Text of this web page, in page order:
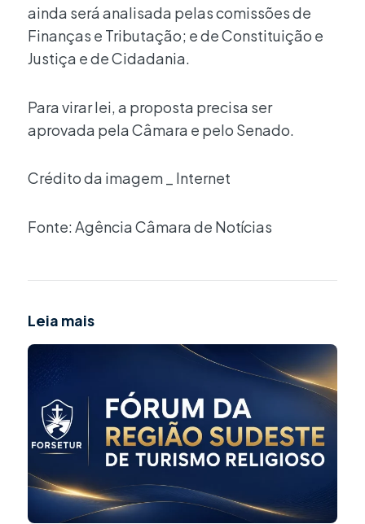
ainda será analisada pelas comissões de
Finanças e Tributação; e de Constituição e
Justiça e de Cidadania.
Para virar lei, a proposta precisa ser
aprovada pela Câmara e pelo Senado.
Crédito da imagem _ Internet
Fonte: Agência Câmara de Notícias
Leia mais